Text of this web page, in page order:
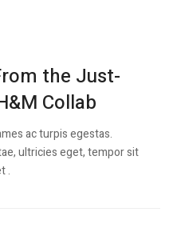
the Just-
Collab
ac turpis egestas.
ultricies eget, tempor sit
.